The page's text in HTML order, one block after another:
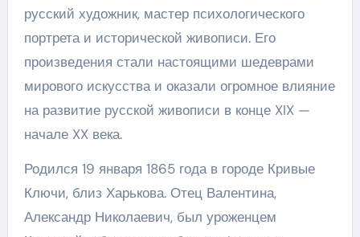
русский художник, мастер психологического
портрета и исторической живописи. Его
произведения стали настоящими шедеврами
мирового искусства и оказали огромное влияние
на развитие русской живописи в конце XIX —
начале XX века.
Родился 19 января 1865 года в городе Кривые
Ключи, близ Харькова. Отец Валентина,
Александр Николаевич, был уроженцем